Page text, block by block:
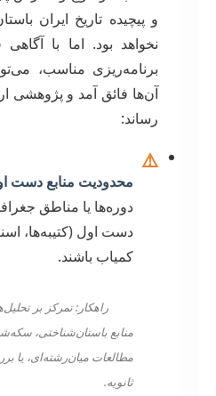
و پیچیده تاریخ ایران
نخواهد بود. اما با
برنامه‌ریزی مناسب،
آن‌ها فائق آمد و پژوهشی
رساند:
⚠️
محدودیت منابع دست
دوره‌ها یا مناطق
دست اول (کتیبه‌ها،
کمیاب باشند.
راهکار: تمرکز بر
منابع باستان‌شناختی،
مطالعات میان‌رشته‌ای، یا
ثانویه.